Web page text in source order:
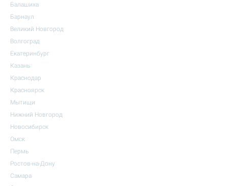
Балашиха
Барнаул
Великий Новгород
Волгоград
Екатеринбург
Казань
Краснодар
Красноярск
Мытищи
Нижний Новгород
Новосибирск
Омск
Пермь
Ростов-на-Дону
Самара